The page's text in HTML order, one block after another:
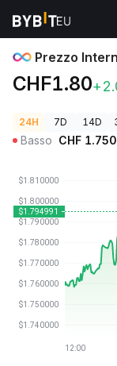
Prezzi Crypto
Prezzo
CHF1.80
24H 7D 14D
Basso CHF